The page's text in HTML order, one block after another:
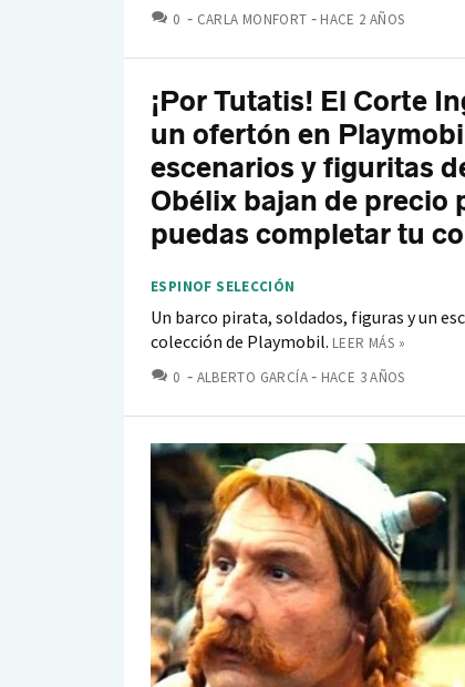
0 COMENTARIOS
CARLA MONFORT HACE 2 AÑOS
¡Por Tutatis! El Corte
un ofertón en
escenarios y figuritas
Obélix bajan de precio
puedas completar tu
ESPINOF SELECCIÓN
Un barco pirata, soldados, figuras y un
colección de Playmobil. LEER MÁS »
0 COMENTARIOS
ALBERTO GARCÍA HACE 3 AÑOS